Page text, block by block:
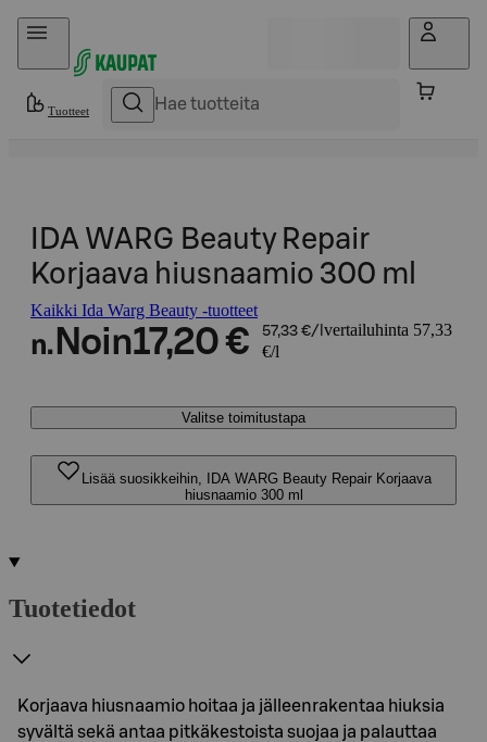
Hyppää sisältöön
Tuotteet
IDA WARG Beauty Repair
Korjaava hiusnaamio 300 ml
Kaikki Ida Warg Beauty -tuotteet
n. Noin17,20 € 57,33 €/l vertailuhinta 57,33
€/l
Valitse toimitustapa
Lisää suosikkeihin, IDA WARG Beauty Repair Korjaava
hiusnaamio 300 ml
Tuotetiedot
Korjaava hiusnaamio hoitaa ja jälleenrakentaa hiuksia
syvältä sekä antaa pitkäkestoista suojaa ja palauttaa